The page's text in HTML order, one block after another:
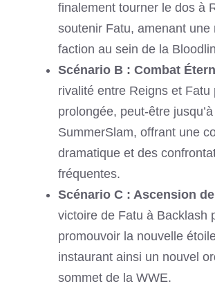
finalement tourner le dos à
soutenir Fatu, amenant une
faction au sein de la
Scénario B : Combat
rivalité entre Reigns et Fatu
prolongée, peut-être jusqu’à
SummerSlam, offrant une
dramatique et des
fréquentes.
Scénario C : Ascension
victoire de Fatu à Backlash
promouvoir la nouvelle
instaurant ainsi un nouvel
sommet de la WWE.